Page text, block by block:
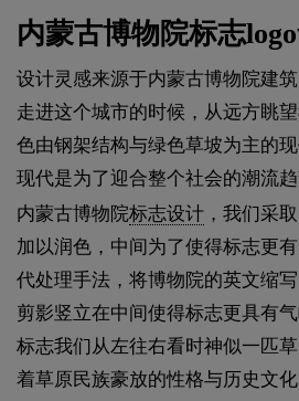
内蒙古博物院标志logo
设计灵感来源于内蒙古博物院建
走进这个城市的时候，从远方眺
色由钢架结构与绿色草坡为主的
现代是为了迎合整个社会的潮流趋
内蒙古博物院标志设计 ，我们采
加以润色，中间为了使得标志更
代处理手法，将博物院的英文缩
剪影竖立在中间使得标志更具有气
标志我们从左往右看时神似一匹
着草原民族豪放的性格与历史文